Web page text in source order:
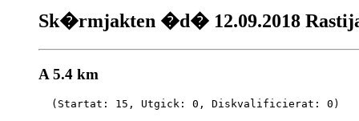
Sk�rmjakten �d� 12.09.2018
A 5.4 km
  (Startat: 15, Utgick: 0, Diskvalificierat: 0)